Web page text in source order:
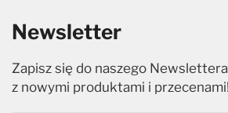
Newsletter
Zapisz się do naszego
z nowymi produktami i przecenami!